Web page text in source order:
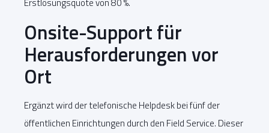
Erstlösungsquote von 80 %.
Onsite-Support für
Herausforderungen vor
Ort
Ergänzt wird der telefonische Helpdesk bei fünf der
öffentlichen Einrichtungen durch den Field Service. Dieser